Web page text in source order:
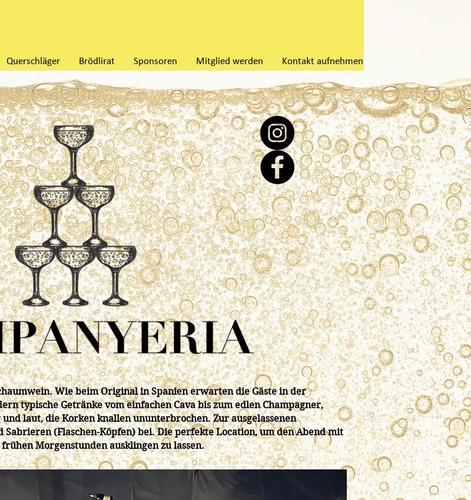
Querschläger Brödlirat Sponsoren Mitglied werden Kontakt aufnehmen
Wie beim Original in Spanien erwarten die Gäste in der
typische Getränke vom einfachen Cava bis zum edlen Champagner,
laut, die Korken knallen ununterbrochen. Zur ausgelassenen
Sabrieren (Flaschen-Köpfen) bei. Die perfekte Location, um den Abend mit
Morgenstunden ausklingen zu lassen.